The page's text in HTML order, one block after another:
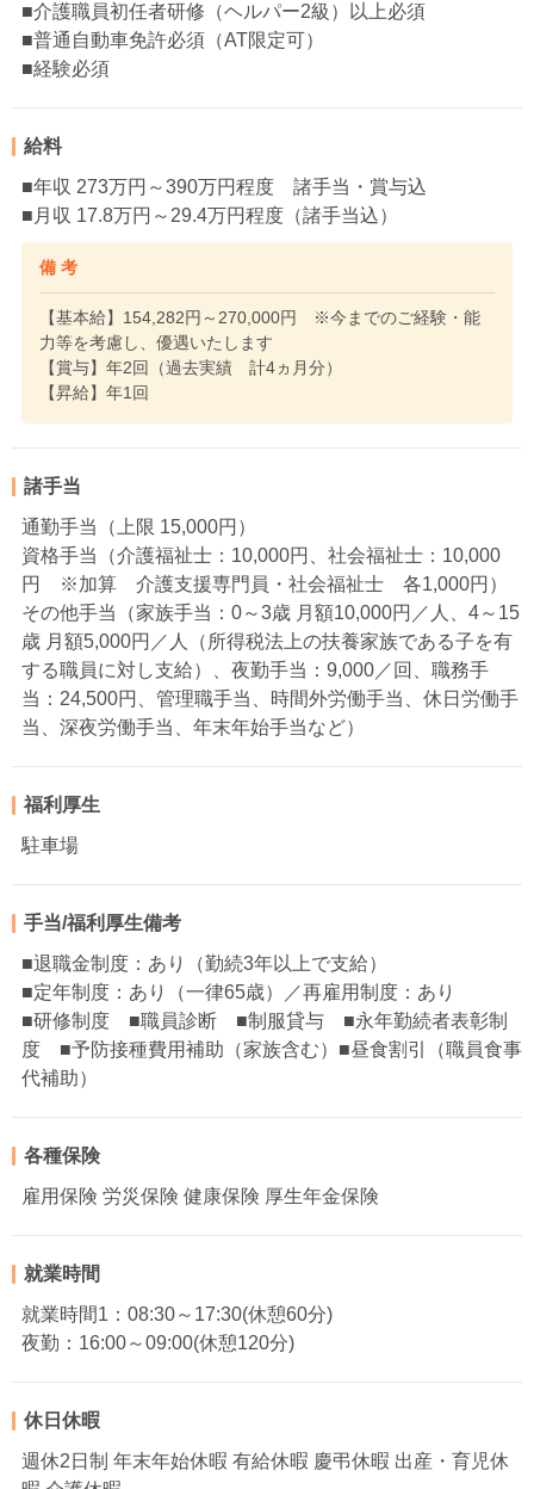
■介護職員初任者研修（ヘルパー2級）以上必須
■普通自動車免許必須（AT限定可）
■経験必須
給料
■年収 273万円～390万円程度 諸手当・賞与込
■月収 17.8万円～29.4万円程度（諸手当込）
備 考
【基本給】154,282円～270,000円 ※今までのご経験・能
力等を考慮し、優遇いたします
【賞与】年2回（過去実績 計4ヵ月分）
【昇給】年1回
諸手当
通勤手当（上限 15,000円）
資格手当（介護福祉士：10,000円、社会福祉士：10,000
円 ※加算 介護支援専門員・社会福祉士 各1,000円）
その他手当（家族手当：0～3歳 月額10,000円／人、4～15
歳 月額5,000円／人（所得税法上の扶養家族である子を有
する職員に対し支給）、夜勤手当：9,000／回、職務手
当：24,500円、管理職手当、時間外労働手当、休日労働手
当、深夜労働手当、年末年始手当など）
福利厚生
駐車場
手当/福利厚生備考
■退職金制度：あり（勤続3年以上で支給）
■定年制度：あり（一律65歳）／再雇用制度：あり
■研修制度 ■職員診断 ■制服貸与 ■永年勤続者表彰制
度 ■予防接種費用補助（家族含む）■昼食割引（職員食事
代補助）
各種保険
雇用保険 労災保険 健康保険 厚生年金保険
就業時間
就業時間1：08:30～17:30(休憩60分)
夜勤：16:00～09:00(休憩120分)
休日休暇
週休2日制 年末年始休暇 有給休暇 慶弔休暇 出産・育児休